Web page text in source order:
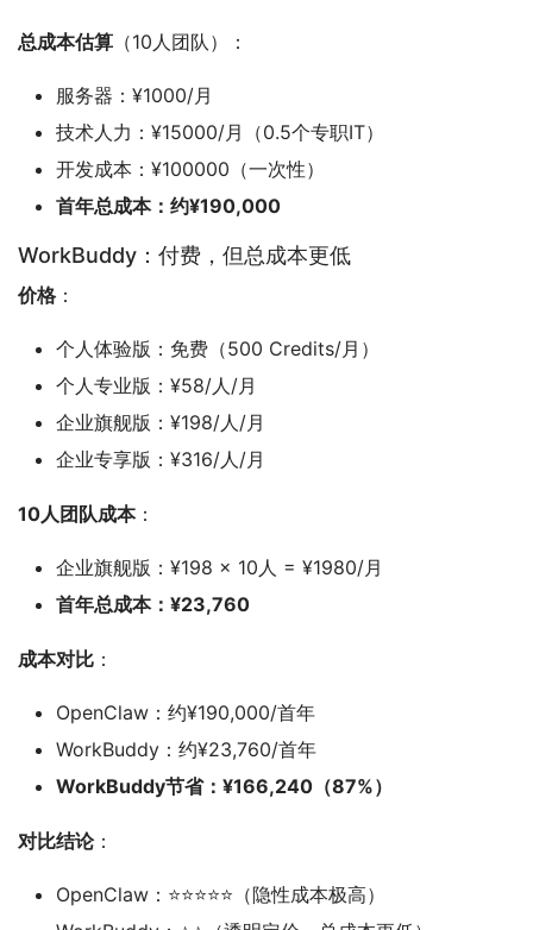
总成本估算 （10人团队）：
服务器：¥1000/月
技术人力：¥15000/月（0.5个专职IT）
开发成本：¥100000（一次性）
首年总成本：约¥190,000
WorkBuddy：付费，但总成本更低
价格 ：
个人体验版：免费（500 Credits/月）
个人专业版：¥58/人/月
企业旗舰版：¥198/人/月
企业专享版：¥316/人/月
10人团队成本：
企业旗舰版：¥198 × 10人 = ¥1980/月
首年总成本：¥23,760
成本对比 ：
OpenClaw：约¥190,000/首年
WorkBuddy：约¥23,760/首年
WorkBuddy节省：¥166,240（87%）
对比结论：
OpenClaw：⭐⭐⭐⭐⭐（隐性成本极高）